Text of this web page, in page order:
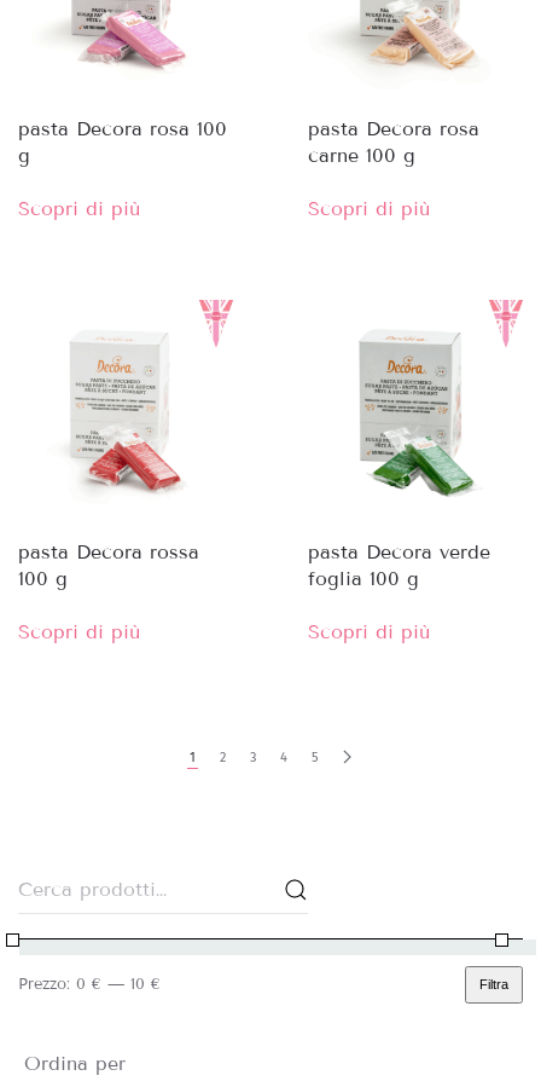
pasta Decora rosa 100
g
Scopri di più
pasta Decora rosa
carne 100 g
Scopri di più
pasta Decora rossa
100 g
Scopri di più
pasta Decora verde
foglia 100 g
Scopri di più
1 2 3 4 5
Cerca:
Filtra
Prezzo: 0 € — 10 €
Ordina per